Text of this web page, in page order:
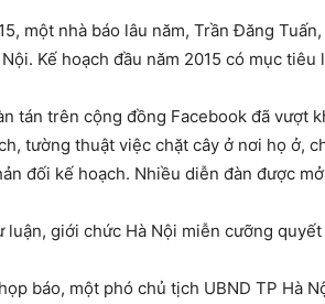
một nhà báo lâu năm, Trần Đăng
Kế hoạch đầu năm 2015 có mục
tán trên cộng đồng Facebook đã vượt
tường thuật việc chặt cây ở nơi họ ở,
đối kế hoạch. Nhiều diễn đàn được
luận, giới chức Hà Nội miễn cưỡng
báo, một phó chủ tịch UBND TP Hà